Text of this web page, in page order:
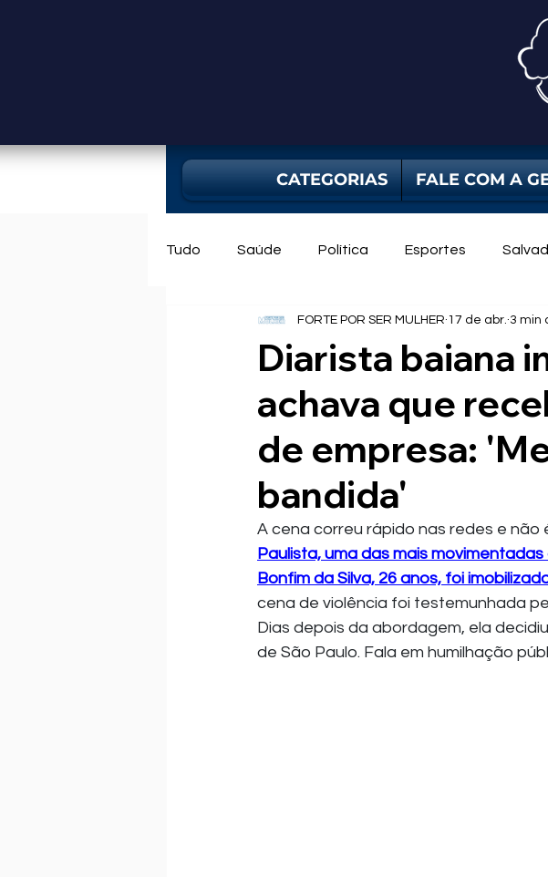
CATEGORIAS FALE COM A
Tudo Saúde Política Esportes
Mercado Bahia Utilidade Pública
Diarista baiana
achava que
de empresa:
bandida'
FORTE POR SER MULHER 17 de abr. 3 min
A cena correu rápido nas redes e não
Paulista, uma das mais
Bonfim da Silva, 26 anos, foi
cena de violência foi testemunhada
Dias depois da abordagem, ela
de São Paulo. Fala em humilhação